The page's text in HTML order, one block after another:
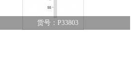
货号：P33803